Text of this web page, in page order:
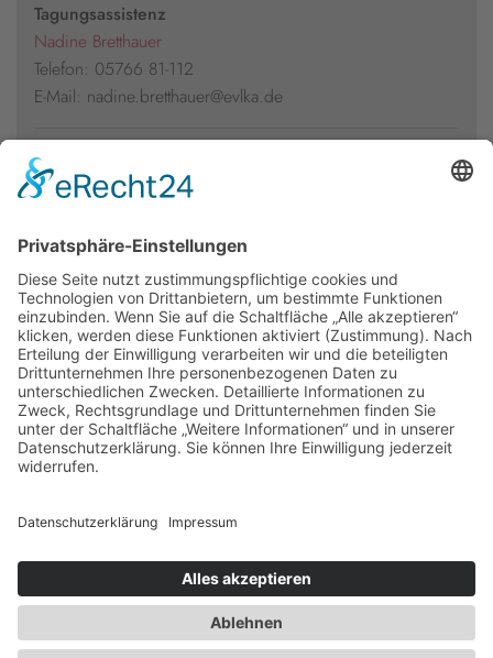
Tagungsassistenz
Nadine Bretthauer
Telefon: 05766 81-112
E-Mail: nadine.bretthauer@evlka.de
Presseakkreditierung
Florian Kühl
E-Mail: florian.kuehl@evlka.de
Newsletter
Presse
Anfahrt
Partner
Schutzkonzept
Datenschutz
Impressum